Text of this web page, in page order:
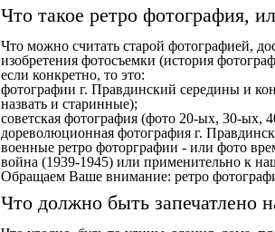
Что такое ретро фотография,
Что можно считать старой фотографией,
изобретения фотосъемки (история
если конкретно, то это:
фотографии г. Правдинский середины и
назвать и старинные);
советская фотография (фото 20-ых, 30-
дореволюционная фотография г.
военные ретро фоторграфии - или фото
война (1939-1945) или применительно к
Обращаем Ваше внимание: ретро
Что должно быть запечатлено